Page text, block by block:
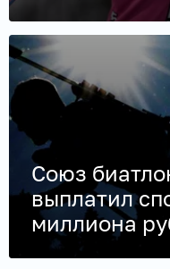
Союз
выплатил
миллиона